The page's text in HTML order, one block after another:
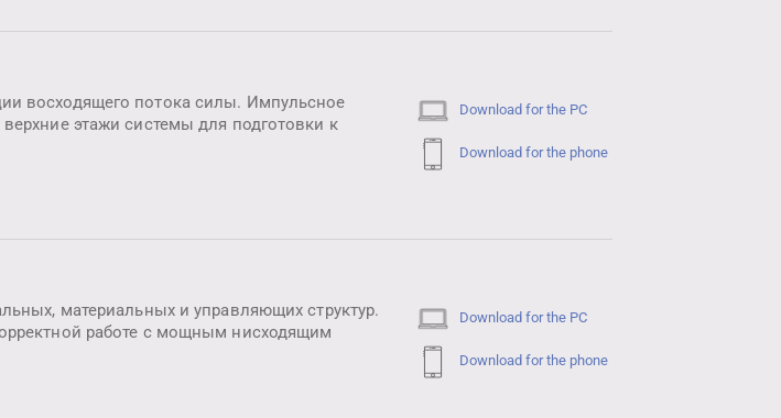
восходящего потока силы. Импульсное
этажи системы для подготовки к
Download for the PC
Download for the phone
материальных и управляющих структур.
работе с мощным нисходящим
Download for the PC
Download for the phone